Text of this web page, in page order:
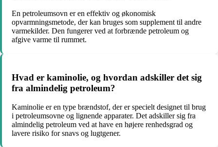
En petroleumsovn er en effektiv og økonomisk
opvarmningsmetode, der kan bruges som supplement til andre
varmekilder. Den fungerer ved at forbrænde petroleum og
afgive varme til rummet.
Hvad er kaminolie, og hvordan adskiller det sig
fra almindelig petroleum?
Kaminolie er en type brændstof, der er specielt designet til brug
i petroleumsovne og lignende apparater. Det adskiller sig fra
almindelig petroleum ved at have en højere renhedsgrad og
lavere risiko for snavs og lugtgener.